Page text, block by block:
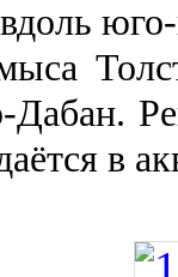
Дабан.
в